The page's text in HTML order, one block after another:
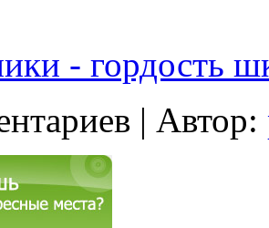
- гордость
| Автор: